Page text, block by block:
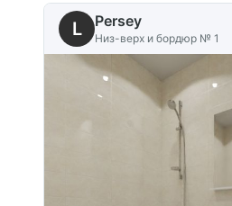
L Persey
Низ-верх и бордюр № 1